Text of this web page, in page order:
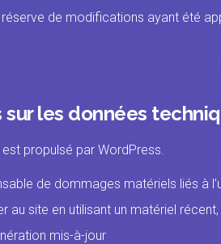
de modifications ayant été
les données
propulsé par WordPress.
de dommages matériels liés à
au site en utilisant un matériel
mis-à-jour